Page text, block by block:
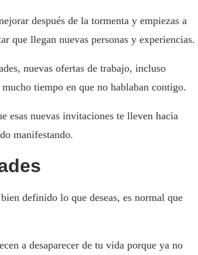
después de la tormenta y empiezas a
que llegan nuevas personas y experiencias.
nuevas ofertas de trabajo, incluso
tiempo en que no hablaban contigo.
esas nuevas invitaciones te lleven hacia
manifestando.
definido lo que deseas, es normal que
a desaparecer de tu vida porque ya no